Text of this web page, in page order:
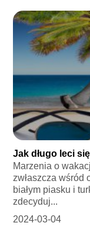
Jak długo leci
Marzenia o
zwłaszcza wśród
białym piasku i
zdecyduj...
2024-03-04